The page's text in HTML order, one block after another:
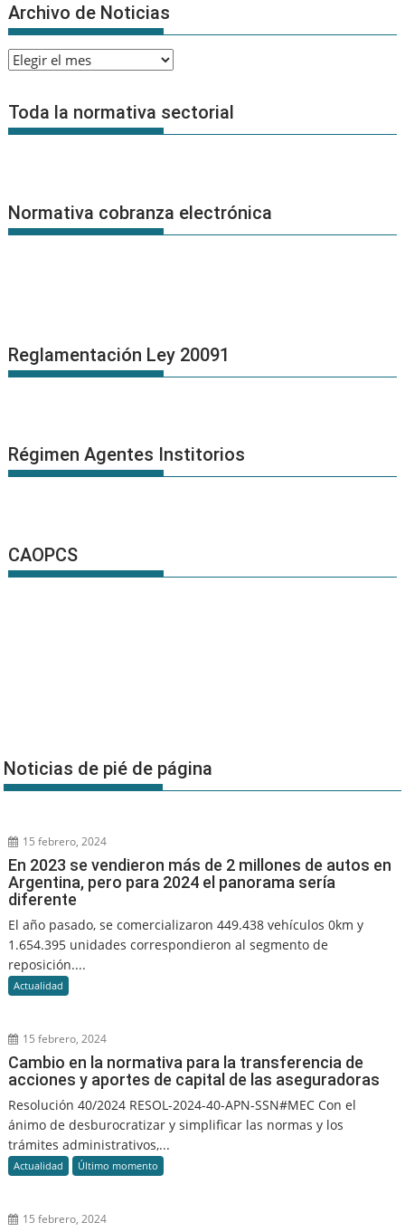
Archivo de Noticias
Archivo
Noticias
Toda la normativa sectorial
Normativa cobranza electrónica
Reglamentación Ley 20091
Régimen Agentes Institorios
CAOPCS
Noticias de pié de página
15 febrero, 2024
En 2023 se vendieron más de 2 millones de autos en
Argentina, pero para 2024 el panorama sería
diferente
El año pasado, se comercializaron 449.438 vehículos 0km y
1.654.395 unidades correspondieron al segmento de
reposición....
Actualidad
15 febrero, 2024
Cambio en la normativa para la transferencia de
acciones y aportes de capital de las aseguradoras
Resolución 40/2024 RESOL-2024-40-APN-SSN#MEC Con el
ánimo de desburocratizar y simplificar las normas y los
trámites administrativos,...
Actualidad Último momento
15 febrero, 2024